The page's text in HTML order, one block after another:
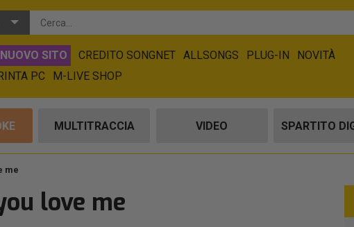
SITO CREDITO SONGNET ALLSONGS PLUG-IN
NOVITÀ
PC M-LIVE SHOP
MULTITRACCIA VIDEO SPARTITO
me
love me